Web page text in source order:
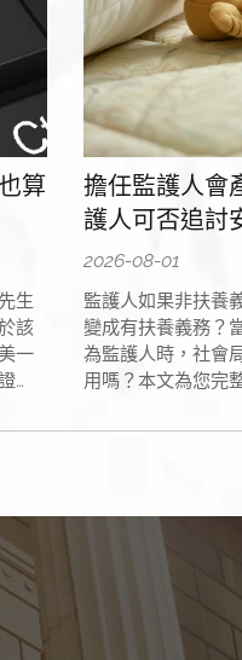
算
生
該
一
擔任監護人會
護人可否追討
2026-08-01
監護人如果非扶養
變成有扶養義務？
為監護人時，社會
用嗎？本文為您完